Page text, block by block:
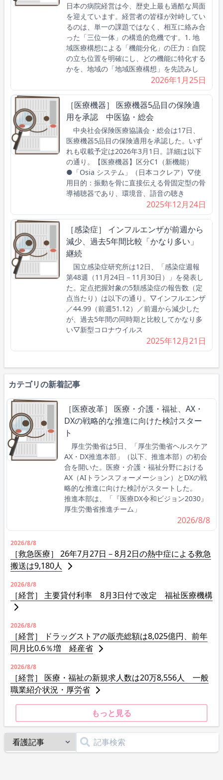
日本の病院経営は今、歴史上最も過酷な局面
を迎えています。経営者の皆様が対峙してい
るのは、単一の課題ではなく、相互に絡み合
った「三位一体」の構造的危機です。1. 地
域医療構想による「機能分化」の圧力：自院
の立ち位置を明確にし、どの機能に特化する
かを、地域の「地域医療構想」を先読みし
2026年1月25日
［医療機器］ 医療機器5品目の保険適
用を承認 中医協・総会
中央社会保険医療協議会・総会は17日、
医療機器5品目の保険適用を承認した。いず
れも収載予定は2026年3月1日。詳細は以下
の通り。【医療機器】区分C1（新機能）
●「Osia システム」（日本コクレア）▽使
用目的：振動を骨に直接伝える骨固定型の骨
導補聴器であり、環境音、語音の聴き
2025年12月24日
［感染症］ インフルエンザが前週から
減少、過去5年間比較「かなり多い」
継続
国立感染症研究所は12日、「感染症週報
第48週（11月24日－11月30日）」を発表し
た。定点把握対象の5類感染症の報告数（定
点当たり）は以下の通り。▽インフルエンザ
／44.99（前週51.12）／前週から減少した
が、過去5年間の同時期と比較してかなり多
い▽新型コロナウイルス
2025年12月21日
カテゴリの新着記事
［医療改革］ 医療・介護・福祉、AX・
DXの戦略的な推進に向けた検討スター
ト
厚生労働省は5日、「厚生労働省ヘルスケア
AX・DX推進本部」（以下、推進本部）の初会
合を開いた。医療・介護・福祉分野における
AX（AIトランスフォーメーション）とDXの戦
略的な推進に向けた検討がスタートした。
推進本部は、「『医療DX令和ビジョン2030』
厚生労働省推進チーム」
2026/8/8
2026/8/8
［救急医療］ 26年7月27日－8月2日の熱中症による救急
搬送は9,180人
2026/8/8
［経営］ 主要貸付利率 8月3日付で改定 福祉医療機構
2026/8/8
［経営］ ドラッグストアの販売総額は8,025億円、前年
同月比0.6％増 経産省
2026/8/8
［経営］ 医療・福祉の新規求人数は20万8,556人 一般
職業紹介状況・厚労省
もっと見る